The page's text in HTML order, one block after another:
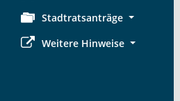
Stadtratsanträge
Weitere Hinweise